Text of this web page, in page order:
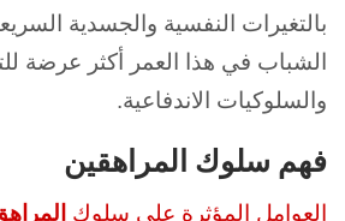
بالتغيرات النفسية والجسدية
الشباب في هذا العمر أكثر عرضة
والسلوكيات الاندفاعية.
فهم سلوك المراهقين
العوامل المؤثرة على سلوك ال